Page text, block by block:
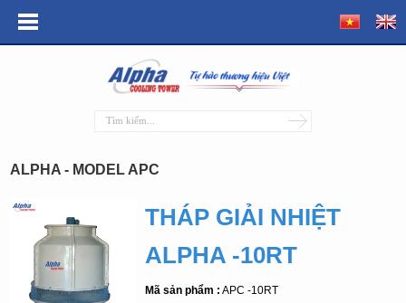
ALPHA - MODEL APC
THÁP GIẢI NHIỆT
ALPHA -10RT
Mã sản phẩm : APC -10RT